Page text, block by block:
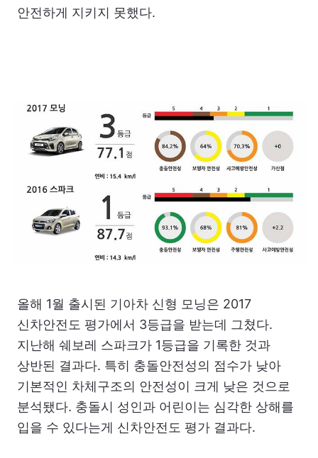
안전하게 지키지 못했다.
올해 1월 출시된 기아차 신형 모닝은 2017
신차안전도 평가에서 3등급을 받는데 그쳤다.
지난해 쉐보레 스파크가 1등급을 기록한 것과
상반된 결과다. 특히 충돌안전성의 점수가 낮아
기본적인 차체구조의 안전성이 크게 낮은 것으로
분석됐다. 충돌시 성인과 어린이는 심각한 상해를
입을 수 있다는게 신차안전도 평가 결과다.